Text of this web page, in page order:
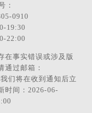
：
0910
19:30
22:00
在事实错误或涉及版
通过邮箱：
们将在收到通知后立
时间：2026-06-